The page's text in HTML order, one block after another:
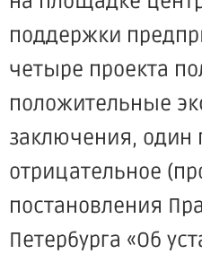
поддержки
четыре проекта
положительные
заключения, один
отрицательное
постановления
Петербурга «Об